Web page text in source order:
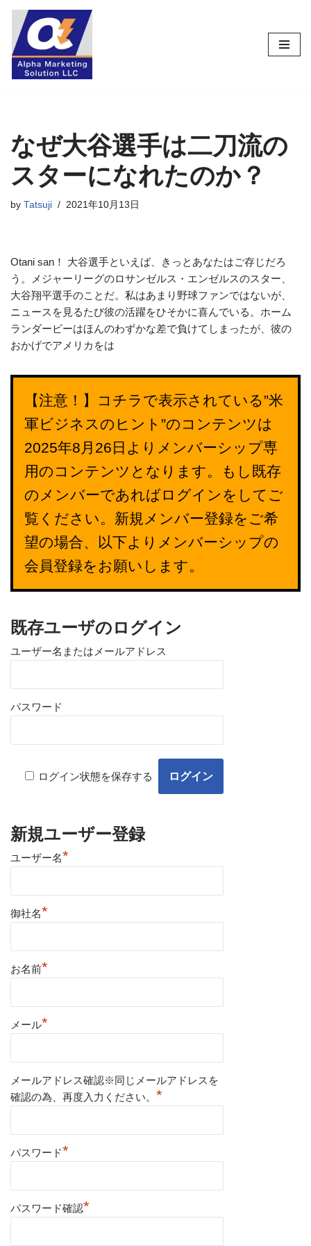
コ
ン
テ
ス
キ
ッ
プ
なぜ大谷選手は二刀流の
スターになれたのか？
by Tatsuji 2021年10月13日
Otani san！ 大谷選手といえば、きっとあなたはご存じだろ
う。メジャーリーグのロサンゼルス・エンゼルスのスター、
大谷翔平選手のことだ。私はあまり野球ファンではないが、
ニュースを見るたび彼の活躍をひそかに喜んでいる。ホーム
ランダービーはほんのわずかな差で負けてしまったが、彼の
おかげでアメリカをは
【注意！】コチラで表示されている”米
軍ビジネスのヒント”のコンテンツは
2025年8月26日よりメンバーシップ専
用のコンテンツとなります。もし既存
のメンバーであればログインをしてご
覧ください。新規メンバー登録をご希
望の場合、以下よりメンバーシップの
会員登録をお願いします。
既存ユーザのログイン
ユーザー名またはメールアドレス
パスワード
ログイン状態を保存する
新規ユーザー登録
ユーザー名*
御社名*
お名前*
メール*
メールアドレス確認※同じメールアドレスを
確認の為、再度入力ください。 *
パスワード*
パスワード確認*